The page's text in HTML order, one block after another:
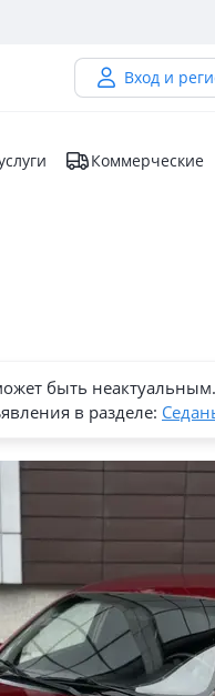
Вход и
Коммерческие
быть неактуальным.
в разделе: